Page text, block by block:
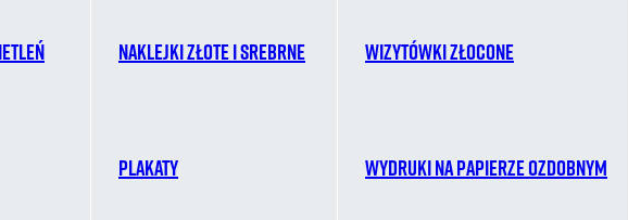
Naklejki złote i srebrne
Plakaty
Wizytówki złocone
Wydruki na papierze ozdobnym